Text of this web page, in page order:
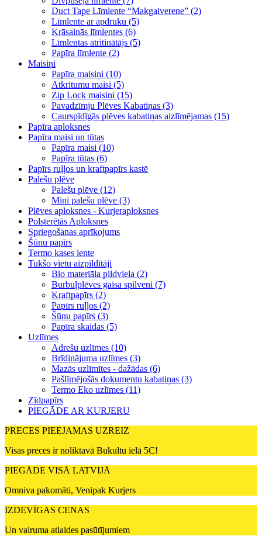
Duct Tape Līmlente “Makgaiverene” (2)
Līmlente ar apdruku (5)
Krāsainās līmlentes (6)
Līmlentas atritinātājs (5)
Papīra līmlente (2)
Maisiņi
Papīra maisiņi (10)
Atkritumu maisi (5)
Zip Lock maisiņi (15)
Pavadzīmju Plēves Kabatiņas (3)
Caurspīdīgās plēves kabatiņas aizlīmējamas (15)
Papīra aploksnes
Papīra maisi un tūtas
Papīra maisi (10)
Papīra tūtas (6)
Papīrs ruļļos un kraftpapīrs kastē
Palešu plēve
Palešu plēve (12)
Mini palešu plēve (3)
Plēves aploksnes - Kurjeraploksnes
Polsterētās Aploksnes
Spriegošanas aprīkojums
Šūnu papīrs
Termo kases lente
Tukšo vietu aizpildītāji
Bio materiāla pildviela (2)
Burbuļplēves gaisa spilveni (7)
Kraftpapīrs (2)
Papīrs ruļļos (2)
Šūnu papīrs (3)
Papīra skaidas (5)
Uzlīmes
Adrešu uzlīmes (10)
Brīdinājuma uzlīmes (3)
Mazās uzlīmītes - dažādas (6)
Pašlīmējošās dokumentu kabatiņas (3)
Termo Eko uzlīmes (11)
Zīdpapīrs
PIEGĀDE AR KURJERU
PRECES PIEEJAMAS UZREIZ
Visas preces ir noliktavā Bukultu ielā 5C!
PIEGĀDE VISĀ LATVIJĀ
Omniva pakomāti, Venipak Kurjers
IZDEVĪGAS CENAS
Un vairuma atlaides pasūtījumiem